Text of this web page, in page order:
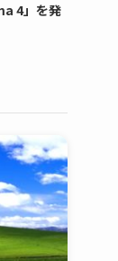
4」を発